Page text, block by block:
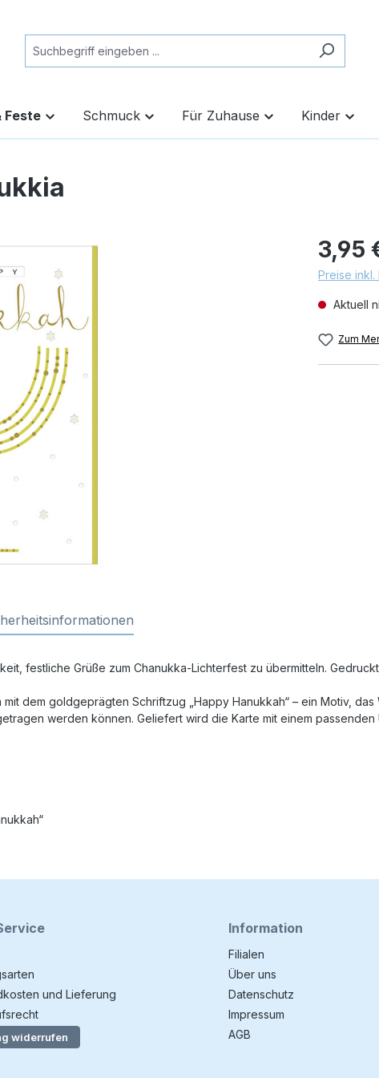
Feste Schmuck Für Zuhause Kinder
3,95
Preise inkl.
Aktuell
Zum
festliche Grüße zum Chanukka-Lichterfest zu übermitteln.
dem goldgeprägten Schriftzug „Happy Hanukkah“ – ein Motiv, das
werden können. Geliefert wird die Karte mit einem
und Lieferung
widerrufen
Information
Filialen
Über uns
Datenschutz
Impressum
AGB